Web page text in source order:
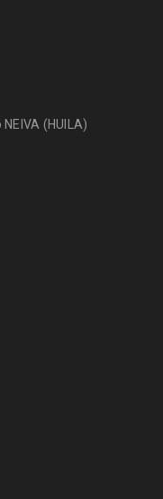
(HUILA)